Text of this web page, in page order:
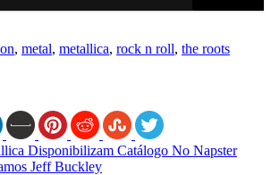
, metal, metallica, rock n roll, the roots
Disponibilizam Catálogo No Napster
Jeff Buckley